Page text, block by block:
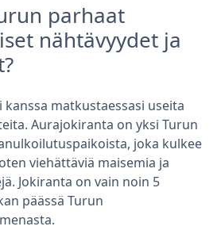
parhaat
nähtävyydet ja
matkustaessasi useita
Aurajokiranta on yksi Turun
joka kulkee
viehättäviä maisemia ja
Jokiranta on vain noin 5
päässä Turun